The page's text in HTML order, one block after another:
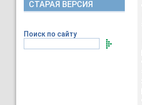
СТАРАЯ ВЕРСИЯ
Поиск по сайту